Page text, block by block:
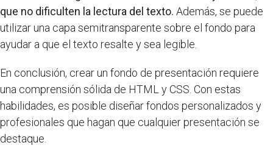
que no dificulten la lectura del texto. Además, se puede
utilizar una capa semitransparente sobre el fondo para
ayudar a que el texto resalte y sea legible.
En conclusión, crear un fondo de presentación requiere
una comprensión sólida de HTML y CSS. Con estas
habilidades, es posible diseñar fondos personalizados y
profesionales que hagan que cualquier presentación se
destaque.